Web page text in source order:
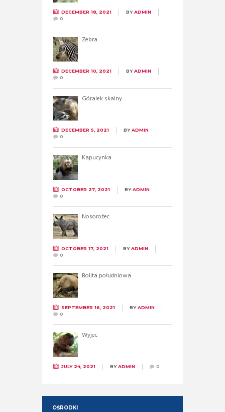
DECEMBER 18, 2021 BYADMIN
0
Zebra
DECEMBER 10, 2021 BYADMIN
0
Góralek skalny
DECEMBER 5, 2021 BYADMIN
0
Kapucynka
OCTOBER 27, 2021 BYADMIN
0
Nosorożec
OCTOBER 17, 2021 BYADMIN
0
Bolita południowa
SEPTEMBER 16, 2021 BYADMIN
0
Wyjec
JULY 24, 2021 BYADMIN 0
OŚRODKI